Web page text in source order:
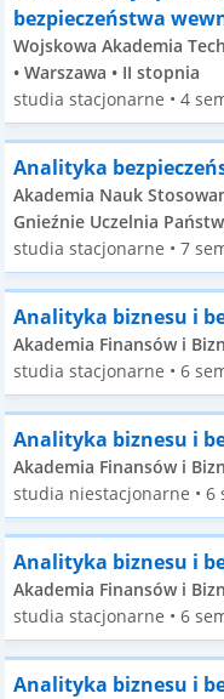
bezpieczeństwa
Wojskowa Akademia
• Warszawa • II stopnia
studia stacjonarne • 4
Analityka
Akademia Nauk
Gnieźnie Uczelnia
studia stacjonarne • 7
Analityka biznesu i
Akademia Finansów i
studia stacjonarne • 6
Analityka biznesu i
Akademia Finansów i
studia niestacjonarne • 6
Analityka biznesu i
Akademia Finansów i
studia stacjonarne • 6
Analityka biznesu i